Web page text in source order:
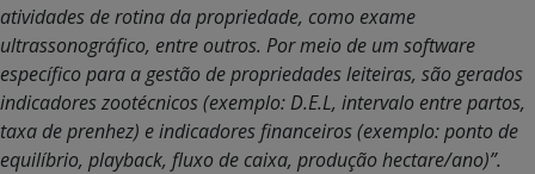
atividades de rotina da propriedade, como exame
ultrassonográfico, entre outros. Por meio de um software
específico para a gestão de propriedades leiteiras, são gerados
indicadores zootécnicos (exemplo: D.E.L, intervalo entre partos,
taxa de prenhez) e indicadores financeiros (exemplo: ponto de
equilíbrio, playback, fluxo de caixa, produção hectare/ano)”.